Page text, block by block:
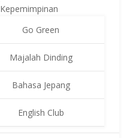
Kepemimpinan
Go Green
Majalah Dinding
Bahasa Jepang
English Club